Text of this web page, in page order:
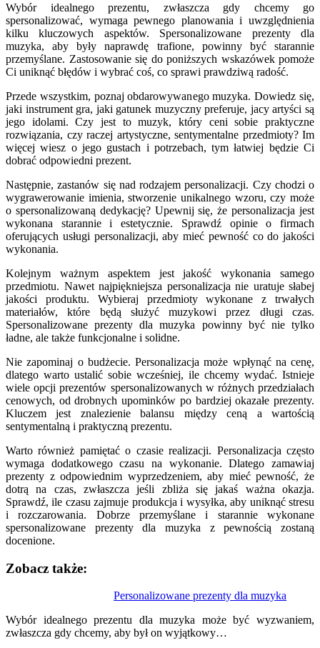
Wybór idealnego prezentu, zwłaszcza gdy chcemy go
spersonalizować, wymaga pewnego planowania i uwzględnienia
kilku kluczowych aspektów. Spersonalizowane prezenty dla
muzyka, aby były naprawdę trafione, powinny być starannie
przemyślane. Zastosowanie się do poniższych wskazówek pomoże
Ci uniknąć błędów i wybrać coś, co sprawi prawdziwą radość.
Przede wszystkim, poznaj obdarowywanego muzyka. Dowiedz się,
jaki instrument gra, jaki gatunek muzyczny preferuje, jacy artyści są
jego idolami. Czy jest to muzyk, który ceni sobie praktyczne
rozwiązania, czy raczej artystyczne, sentymentalne przedmioty? Im
więcej wiesz o jego gustach i potrzebach, tym łatwiej będzie Ci
dobrać odpowiedni prezent.
Następnie, zastanów się nad rodzajem personalizacji. Czy chodzi o
wygrawerowanie imienia, stworzenie unikalnego wzoru, czy może
o spersonalizowaną dedykację? Upewnij się, że personalizacja jest
wykonana starannie i estetycznie. Sprawdź opinie o firmach
oferujących usługi personalizacji, aby mieć pewność co do jakości
wykonania.
Kolejnym ważnym aspektem jest jakość wykonania samego
przedmiotu. Nawet najpiękniejsza personalizacja nie uratuje słabej
jakości produktu. Wybieraj przedmioty wykonane z trwałych
materiałów, które będą służyć muzykowi przez długi czas.
Spersonalizowane prezenty dla muzyka powinny być nie tylko
ładne, ale także funkcjonalne i solidne.
Nie zapominaj o budżecie. Personalizacja może wpłynąć na cenę,
dlatego warto ustalić sobie wcześniej, ile chcemy wydać. Istnieje
wiele opcji prezentów spersonalizowanych w różnych przedziałach
cenowych, od drobnych upominków po bardziej okazałe prezenty.
Kluczem jest znalezienie balansu między ceną a wartością
sentymentalną i praktyczną prezentu.
Warto również pamiętać o czasie realizacji. Personalizacja często
wymaga dodatkowego czasu na wykonanie. Dlatego zamawiaj
prezenty z odpowiednim wyprzedzeniem, aby mieć pewność, że
dotrą na czas, zwłaszcza jeśli zbliża się jakaś ważna okazja.
Sprawdź, ile czasu zajmuje produkcja i wysyłka, aby uniknąć stresu
i rozczarowania. Dobrze przemyślane i starannie wykonane
spersonalizowane prezenty dla muzyka z pewnością zostaną
docenione.
Zobacz także:
Personalizowane prezenty dla muzyka
Wybór idealnego prezentu dla muzyka może być wyzwaniem,
zwłaszcza gdy chcemy, aby był on wyjątkowy…
wpisu